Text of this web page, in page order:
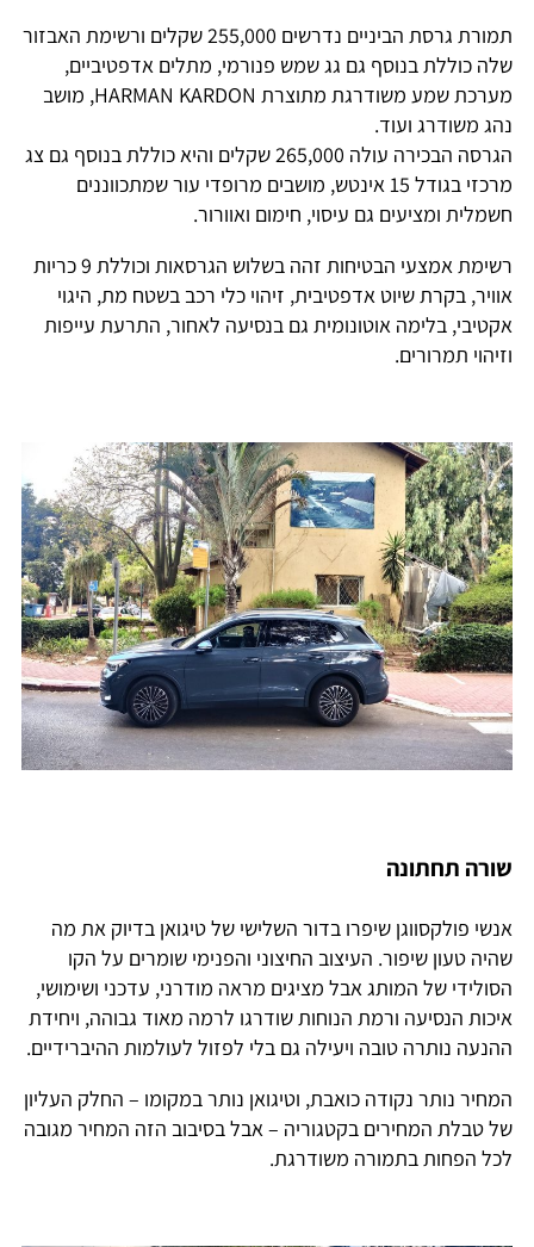
תמורת גרסת הביניים נדרשים 255,000 שקלים ורשימת האבזור
שלה כוללת בנוסף גם גג שמש פנורמי, מתלים אדפטיביים,
מערכת שמע משודרגת מתוצרת HARMAN KARDON, מושב
נהג משודרג ועוד.
הגרסה הבכירה עולה 265,000 שקלים והיא כוללת בנוסף גם צג
מרכזי בגודל 15 אינטש, מושבים מרופדי עור שמתכווננים
חשמלית ומציעים גם עיסוי, חימום ואוורור.
רשימת אמצעי הבטיחות זהה בשלוש הגרסאות וכוללת 9 כריות
אוויר, בקרת שיוט אדפטיבית, זיהוי כלי רכב בשטח מת, היגוי
אקטיבי, בלימה אוטונומית גם בנסיעה לאחור, התרעת עייפות
וזיהוי תמרורים.
שורה תחתונה
אנשי פולקסווגן שיפרו בדור השלישי של טיגואן בדיוק את מה
שהיה טעון שיפור. העיצוב החיצוני והפנימי שומרים על הקו
הסולידי של המותג אבל מציגים מראה מודרני, עדכני ושימושי,
איכות הנסיעה ורמת הנוחות שודרגו לרמה מאוד גבוהה, ויחידת
ההנעה נותרה טובה ויעילה גם בלי לפזול לעולמות ההיברידיים.
המחיר נותר נקודה כואבת, וטיגואן נותר במקומו – החלק העליון
של טבלת המחירים בקטגוריה – אבל בסיבוב הזה המחיר מגובה
לכל הפחות בתמורה משודרגת.